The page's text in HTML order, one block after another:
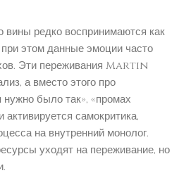
редко воспринимаются как
этом данные эмоции часто
Эти переживания Martin
а вместо этого про
было так», «промах
самокритика,
на внутренний монолог.
уходят на переживание, но